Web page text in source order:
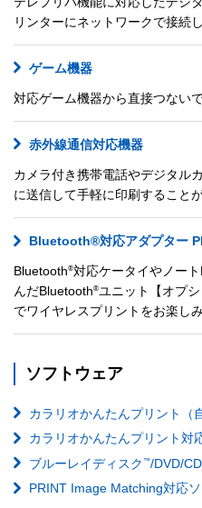
リンターにネットワークで接続
ゲーム機器
対応ゲーム機器から直接つない
赤外線通信対応機器
カメラ付き携帯電話やデジタル
に送信して手軽に印刷すること
Bluetooth®対応アダプター
Bluetooth®対応ケータイやノー
んだBluetooth®ユニット【オプ
でワイヤレスプリントをお楽し
ソフトウェア
カラリオかんたんプリント（
カラリオかんたんプリント対
ブルーレイディスク ™/DVD/
PRINT Image Matching対応ソ